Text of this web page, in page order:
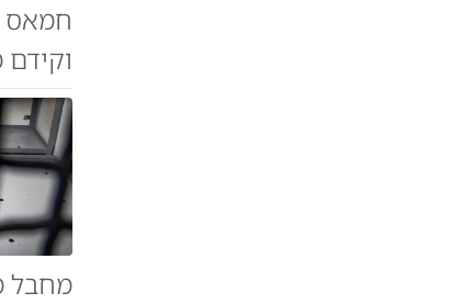
חמאס
מחבל